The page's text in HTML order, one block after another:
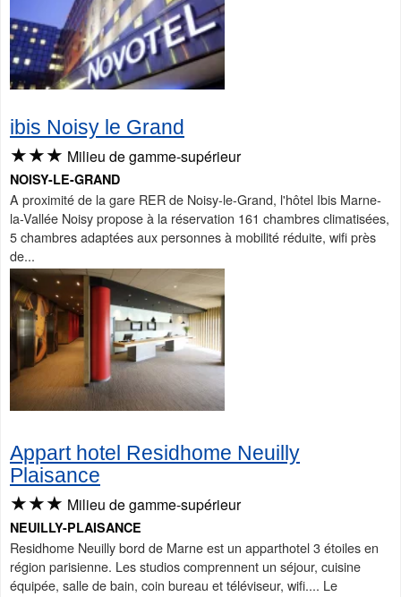
ibis Noisy le Grand
★★★ Milieu de gamme-supérieur
NOISY-LE-GRAND
A proximité de la gare RER de Noisy-le-Grand, l'hôtel Ibis Marne-
la-Vallée Noisy propose à la réservation 161 chambres climatisées,
5 chambres adaptées aux personnes à mobilité réduite, wifi près
de...
Appart hotel Residhome Neuilly
Plaisance
★★★ Milieu de gamme-supérieur
NEUILLY-PLAISANCE
Residhome Neuilly bord de Marne est un apparthotel 3 étoiles en
région parisienne. Les studios comprennent un séjour, cuisine
équipée, salle de bain, coin bureau et téléviseur, wifi.... Le